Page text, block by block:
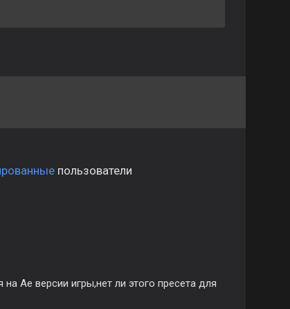
пользователи
Ае версии игры,нет ли этого пресета для